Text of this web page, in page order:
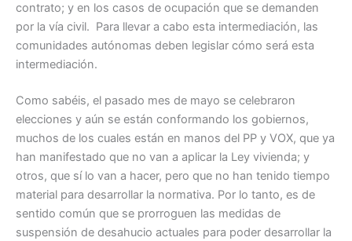
contrato; y en los casos de ocupación que se demanden
por la vía civil. Para llevar a cabo esta intermediación, las
comunidades autónomas deben legislar cómo será esta
intermediación.
Como sabéis, el pasado mes de mayo se celebraron
elecciones y aún se están conformando los gobiernos,
muchos de los cuales están en manos del PP y VOX, que ya
han manifestado que no van a aplicar la Ley vivienda; y
otros, que sí lo van a hacer, pero que no han tenido tiempo
material para desarrollar la normativa. Por lo tanto, es de
sentido común que se prorroguen las medidas de
suspensión de desahucio actuales para poder desarrollar la